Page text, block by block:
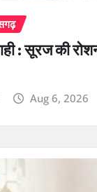
: सूरज की
Aug 6, 2026